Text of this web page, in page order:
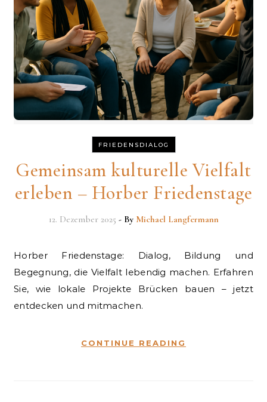
FRIEDENSDIALOG
Gemeinsam kulturelle Vielfalt
erleben – Horber Friedenstage
12. Dezember 2025 - By Michael Langfermann
Horber Friedenstage: Dialog, Bildung und
Begegnung, die Vielfalt lebendig machen. Erfahren
Sie, wie lokale Projekte Brücken bauen – jetzt
entdecken und mitmachen.
CONTINUE READING